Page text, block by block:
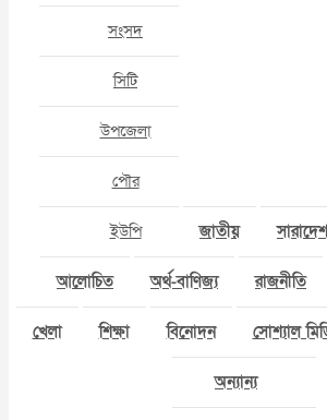
সংসদ
সিটি
উপজেলা
পৌর
ইউপি জাতীয় সারাদেশ
আলোচিত অর্থ-বাণিজ্য রাজনীতি
খেলা শিক্ষা বিনোদন সোশ্যাল
অন্যান্য